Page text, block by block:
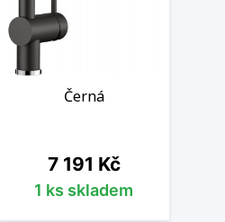
Černá
Cena
7 191 Kč
1 ks skladem